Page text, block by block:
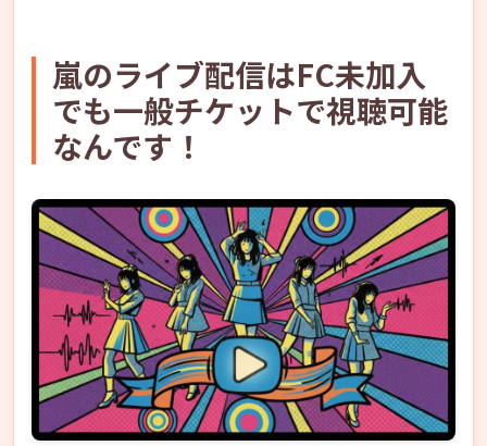
嵐のライブ配信はFC未加入
でも一般チケットで視聴可能
なんです！